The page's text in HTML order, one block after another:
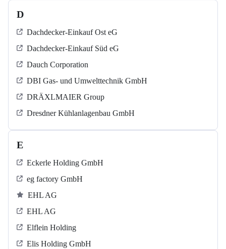
D
Dachdecker-Einkauf Ost eG
Dachdecker-Einkauf Süd eG
Dauch Corporation
DBI Gas- und Umwelttechnik GmbH
DRÄXLMAIER Group
Dresdner Kühlanlagenbau GmbH
E
Eckerle Holding GmbH
eg factory GmbH
EHL AG
EHL AG
Elflein Holding
Elis Holding GmbH